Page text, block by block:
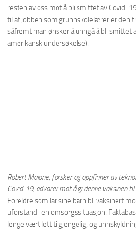
resten av oss mot å bli smittet av Covid-
til at jobben som grunnskolelærer er den
såfremt man ønsker å unngå å bli smittet
amerikansk undersøkelse).
Robert Malone, forsker og oppfinner av
Covid-19, advarer mot å gi denne vaksinen til
Foreldre som lar sine barn bli vaksinert
uforstand i en omsorgssituasjon.
lenge vært lett tilgjengelig, og